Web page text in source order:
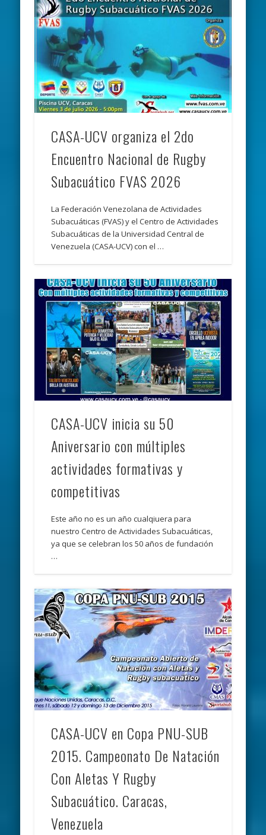
CASA-UCV organiza el 2do
Encuentro Nacional de Rugby
Subacuático FVAS 2026
La Federación Venezolana de Actividades
Subacuáticas (FVAS) y el Centro de Actividades
Subacuáticas de la Universidad Central de
Venezuela (CASA-UCV) con el …
CASA-UCV inicia su 50
Aniversario con múltiples
actividades formativas y
competitivas
Este año no es un año cualqiuera para
nuestro Centro de Actividades Subacuáticas,
ya que se celebran los 50 años de fundación
…
CASA-UCV en Copa PNU-SUB
2015. Campeonato De Natación
Con Aletas Y Rugby
Subacuático. Caracas,
Venezuela